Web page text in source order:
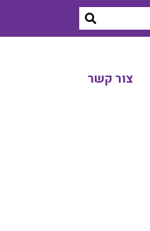
צור קשר